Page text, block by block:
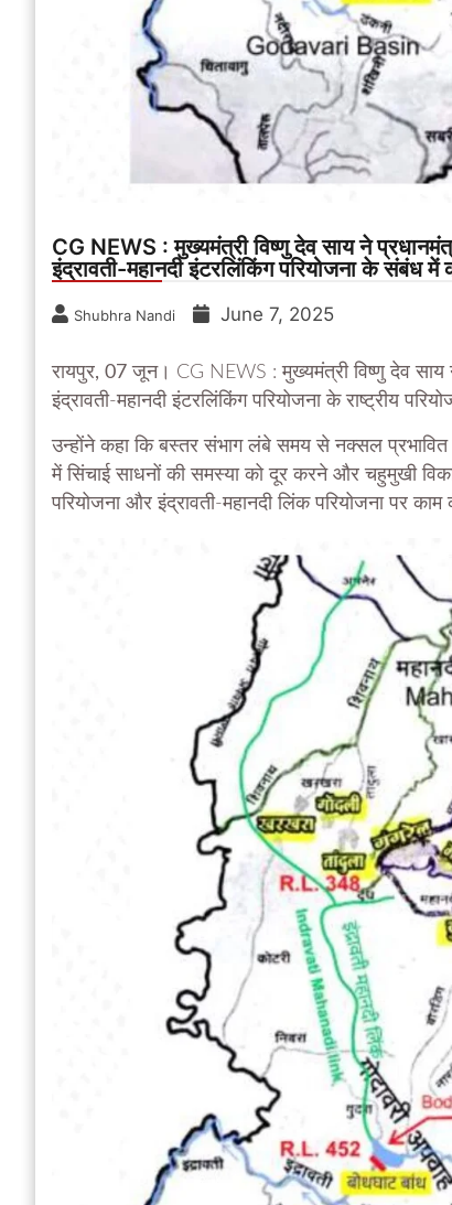
CG NEWS : मुख्यमंत्री विष्णु देव साय ने
इंद्रावती-महानदी इंटरलिंकिंग परियोजना के संबंध में
Shubhra Nandi June 7, 2025
रायपुर, 07 जून। CG NEWS : मुख्यमंत्री विष्णु देव साय
इंद्रावती-महानदी इंटरलिंकिंग परियोजना के राष्ट्रीय
उन्होंने कहा कि बस्तर संभाग लंबे समय से नक्सल
में सिंचाई साधनों की समस्या को दूर करने और चहुमुखी
परियोजना और इंद्रावती-महानदी लिंक परियोजना पर काम